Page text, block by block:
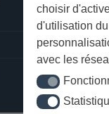
choisir
d'utilisation
avec les
Statistiques